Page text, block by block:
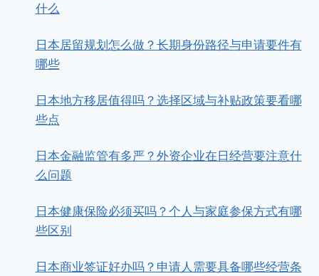
什么
日本居留规划怎么做？长期身份路径与申请要件有
哪些
日本地方移居值得吗？选择区域与补贴政策要看哪
些点
日本金融监管有多严？外资企业在日经营要注意什
么问题
日本健康保险必须买吗？个人与家庭参保方式有哪
些区别
日本商业签证好办吗？申请人需要具备哪些经营条